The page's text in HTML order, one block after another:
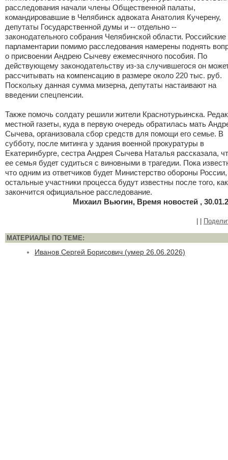
расследования начали члены Общественной палаты,
командировавшие в Челябинск адвоката Анатолия Кучерену,
депутаты Государственной думы и -- отдельно --
законодательного собрания Челябинской области. Российские
парламентарии помимо расследования намерены поднять
о присвоении Андрею Сычеву ежемесячного пособия. По
действующему законодательству из-за случившегося он
рассчитывать на компенсацию в размере около 220 тыс. руб.
Поскольку данная сумма мизерна, депутаты настаивают на
введении спецпенсии.
Также помочь солдату решили жители Краснотурьинска.
местной газеты, куда в первую очередь обратилась мать
Сычева, организовала сбор средств для помощи его семье. В
субботу, после митинга у здания военной прокуратуры в
Екатеринбурге, сестра Андрея Сычева Наталья рассказала,
ее семья будет судиться с виновными в трагедии. Пока
что одним из ответчиков будет Министерство обороны России,
остальные участники процесса будут известны после того, как
закончится официальное расследование.
Михаил Вьюгин, Время новостей ,
МАТЕРИАЛЫ ПО ТЕМЕ:
Иванов Сергей Борисович (умер 26.06.2026)